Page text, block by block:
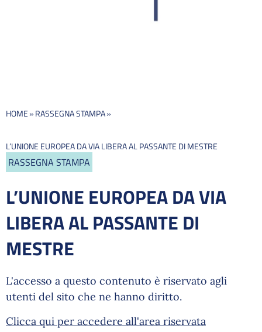
HOME»RASSEGNA STAMPA»
L’UNIONE EUROPEA DA VIA LIBERA AL PASSANTE DI MESTRE
RASSEGNA STAMPA
L’UNIONE EUROPEA DA VIA
LIBERA AL PASSANTE DI
MESTRE
L'accesso a questo contenuto è riservato agli
utenti del sito che ne hanno diritto.
Clicca qui per accedere all'area riservata